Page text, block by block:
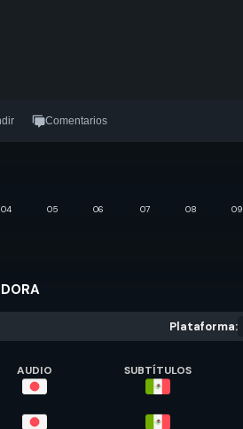
Comentarios
04 05 06 07 08 09
Plataforma:
AUDIO SUBTÍTULOS